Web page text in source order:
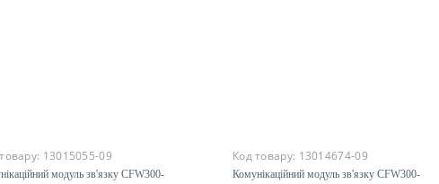
13015055-09
модуль зв'язку CFW300-
Код товару: 13014674-09
Комунікаційний модуль зв'язку CFW300-